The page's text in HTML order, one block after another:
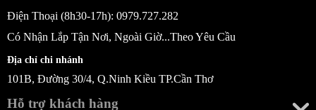
Điện Thoại (8h30-17h): 0979.727.282
Có Nhận Lắp Tận Nơi, Ngoài Giờ...Theo Yêu Cầu
Địa chỉ chi nhánh
101B, Đường 30/4, Q.Ninh Kiều TP.Cần Thơ
Hỗ trợ khách hàng